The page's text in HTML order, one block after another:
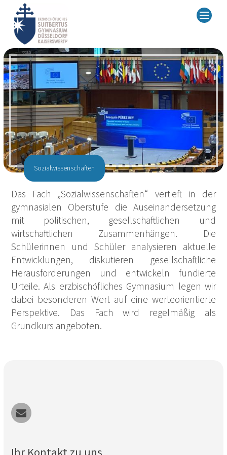
© SBG
Sozialwissenschaften
Das Fach „Sozialwissenschaften“ vertieft in der
gymnasialen Oberstufe die Auseinandersetzung
mit politischen, gesellschaftlichen und
wirtschaftlichen Zusammenhängen. Die
Schülerinnen und Schüler analysieren aktuelle
Entwicklungen, diskutieren gesellschaftliche
Herausforderungen und entwickeln fundierte
Urteile. Als erzbischöfliches Gymnasium legen wir
dabei besonderen Wert auf eine werteorientierte
Perspektive. Das Fach wird regelmäßig als
Grundkurs angeboten.